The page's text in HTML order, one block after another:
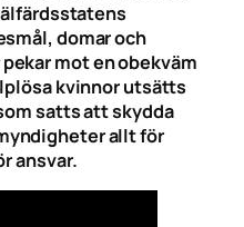
domar och
mot en obekväm
kvinnor utsätts
satts att skydda
allt för
ansvar.